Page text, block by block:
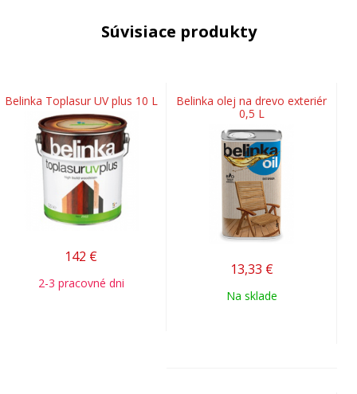
Súvisiace produkty
Belinka Toplasur UV plus 10 L
142 €
2-3 pracovné dni
Belinka olej na drevo exteriér
0,5 L
13,33 €
Na sklade